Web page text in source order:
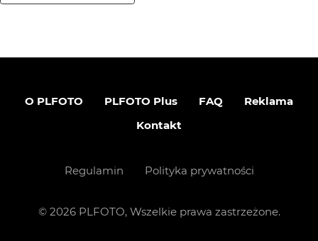
O PLFOTO PLFOTO Plus FAQ
Reklama
Kontakt
Regulamin Polityka prywatności
© 2026PLFOTO, Wszelkie prawa zastrzeżone.